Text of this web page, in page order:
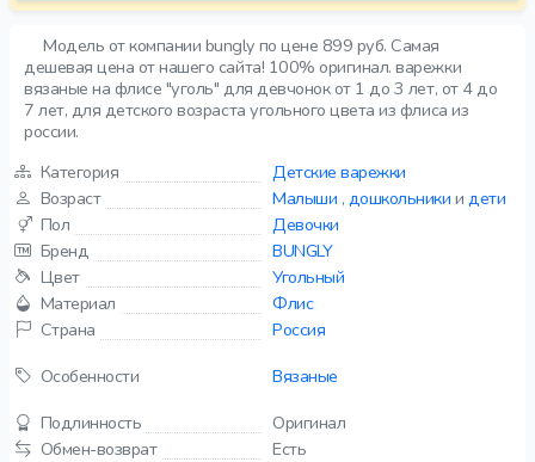
Модель от компании bungly по цене 899 руб. Самая
дешевая цена от нашего сайта! 100% оригинал. варежки
вязаные на флисе "уголь" для девчонок от 1 до 3 лет, от 4 до
7 лет, для детского возраста угольного цвета из флиса из
россии.
Категория
Детские варежки
Возраст
Малыши , дошкольники и дети
Пол
Девочки
Бренд
BUNGLY
Цвет
Угольный
Материал
Флис
Страна
Россия
Особенности
Вязаные
Подлинность
Оригинал
Обмен-возврат
Есть